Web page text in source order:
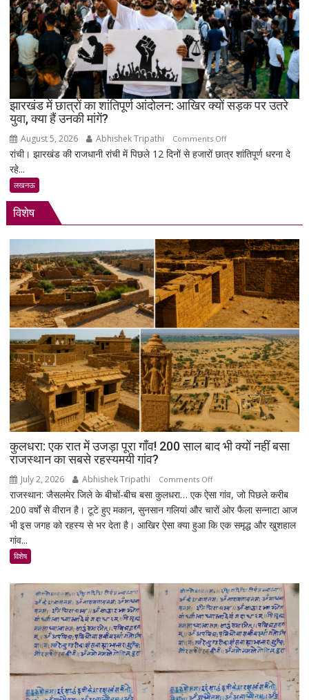
को
भावभीनी
श्रद्धांजलि,
बड़ी
संख्या
में
जुटे
प्रबुद्धजन
झारखंड में छात्रों का शांतिपूर्ण आंदोलन: आखिर क्यों सड़क पर उतरे
युवा, क्या हैं उनकी मांगें?
August 5, 2026 Abhishek Tripathi Comments Offon
झारखंड
आंदोलन:
आखिर
क्यों
सड़क
पर
उतरे
युवा,
क्या
हैं
उनकी
मांगें?
रांची। झारखंड की राजधानी रांची में पिछले 12 दिनों से हजारों छात्र शांतिपूर्ण धरना दे
रहे...
लखनऊ
विशेष
कुलधरा: एक रात में उजड़ा पूरा गाँव! 200 साल बाद भी क्यों नहीं बसा
राजस्थान का सबसे रहस्यमयी गांव?
July 2, 2026 Abhishek Tripathi Comments Offon
कुलधरा:
एक
रात
गाँव!
200
साल
बाद
भी
क्यों
बसा
राजस्थान: जैसलमेर जिले के बीचों-बीच बसा कुलधरा… एक ऐसा गांव, जो पिछले करीब
200 वर्षों से वीरान है। टूटे हुए मकान, सुनसान गलियां और चारों ओर फैला सन्नाटा आज
भी इस जगह को रहस्य से भर देता है। आखिर ऐसा क्या हुआ कि एक समृद्ध और खुशहाल
गांव...
विशेष